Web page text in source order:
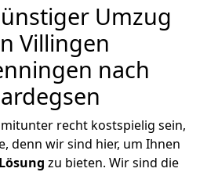
Umzug
Villingen
nach
recht kostspielig sein,
denn wir sind hier, um Ihnen
Lösung zu bieten. Wir sind die